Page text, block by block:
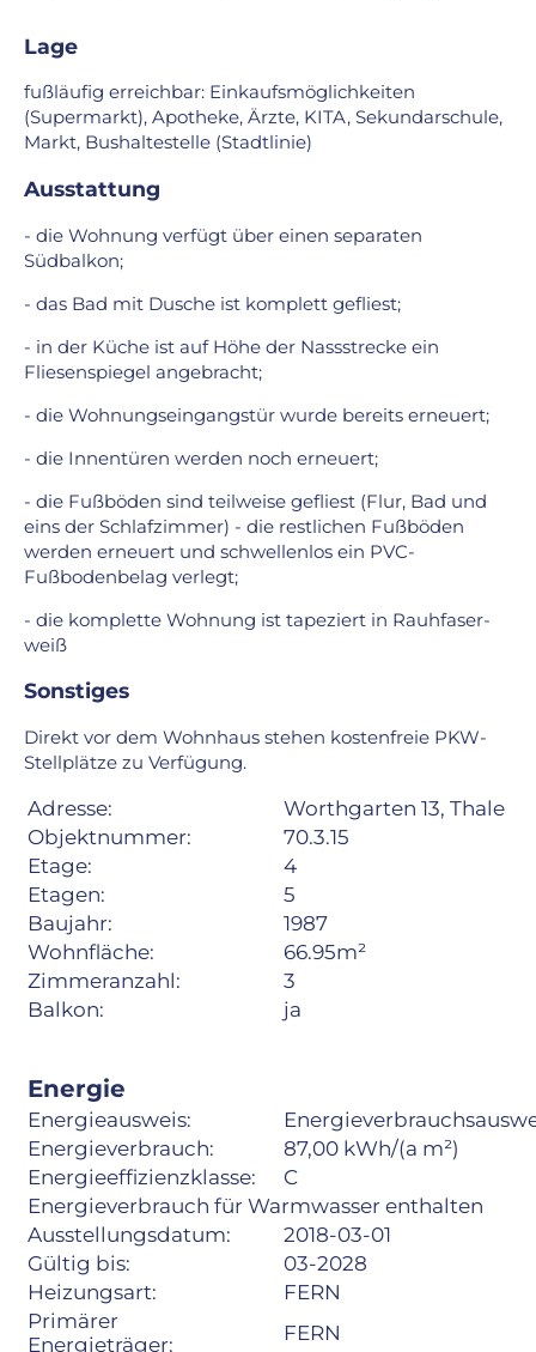
Lage
fußläufig erreichbar: Einkaufsmöglichkeiten
(Supermarkt), Apotheke, Ärzte, KITA, Sekundarschule,
Markt, Bushaltestelle (Stadtlinie)
Ausstattung
- die Wohnung verfügt über einen separaten
Südbalkon;
- das Bad mit Dusche ist komplett gefliest;
- in der Küche ist auf Höhe der Nassstrecke ein
Fliesenspiegel angebracht;
- die Wohnungseingangstür wurde bereits erneuert;
- die Innentüren werden noch erneuert;
- die Fußböden sind teilweise gefliest (Flur, Bad und
eins der Schlafzimmer) - die restlichen Fußböden
werden erneuert und schwellenlos ein PVC-
Fußbodenbelag verlegt;
- die komplette Wohnung ist tapeziert in Rauhfaser-
weiß
Sonstiges
Direkt vor dem Wohnhaus stehen kostenfreie PKW-
Stellplätze zu Verfügung.
Adresse:
Worthgarten 13, Thale
Objektnummer:
70.3.15
Etage:
4
Etagen:
5
Baujahr:
1987
Wohnfläche:
66.95m²
Zimmeranzahl:
3
Balkon:
ja
Energie
Energieausweis:
Energieverbrauch:
87,00 kWh/(a m²)
Energieeffizienzklasse:
C
Energieverbrauch für Warmwasser enthalten
Ausstellungsdatum:
2018-03-01
Gültig bis:
03-2028
Heizungsart:
FERN
Primärer
Energieträger:
FERN